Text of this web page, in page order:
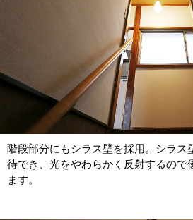
階段部分にもシラス壁を採用。シラス
待でき、光をやわらかく反射するので
ます。